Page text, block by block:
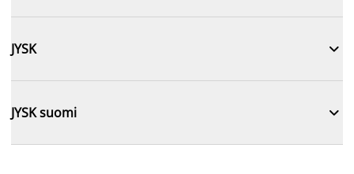
JYSK 
JYSK suomi 